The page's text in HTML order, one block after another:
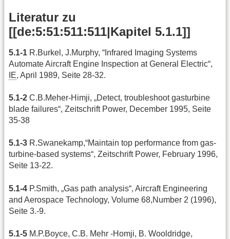
Literatur zu
[[de:5:51:511:511|Kapitel 5.1.1]]
5.1-1 R.Burkel, J.Murphy, “Infrared Imaging Systems
Automate Aircraft Engine Inspection at General Electric“,
IE, April 1989, Seite 28-32.
5.1-2 C.B.Meher-Himji, „Detect, troubleshoot gasturbine
blade failures“, Zeitschrift Power, December 1995, Seite
35-38
5.1-3 R.Swanekamp,“Maintain top performance from gas-
turbine-based systems“, Zeitschrift Power, February 1996,
Seite 13-22.
5.1-4 P.Smith, „Gas path analysis“, Aircraft Engineering
and Aerospace Technology, Volume 68,Number 2 (1996),
Seite 3.-9.
5.1-5 M.P.Boyce, C.B. Mehr -Homji, B. Wooldridge,